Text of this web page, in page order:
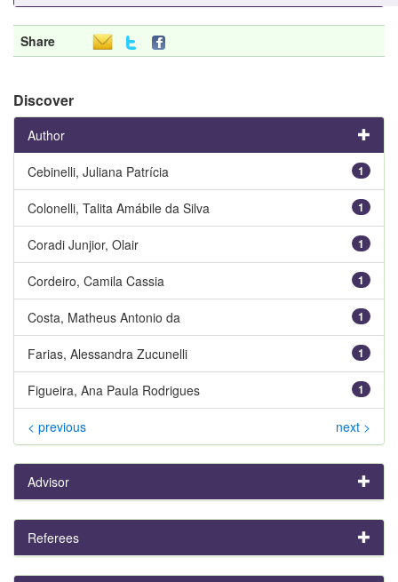
Share
Discover
Author
1
Cebinelli, Juliana Patrícia
1
Colonelli, Talita Amábile da Silva
1
Coradi Junjior, Olair
1
Cordeiro, Camila Cassia
1
Costa, Matheus Antonio da
1
Farias, Alessandra Zucunelli
1
Figueira, Ana Paula Rodrigues
< previous next >
Advisor
Referees